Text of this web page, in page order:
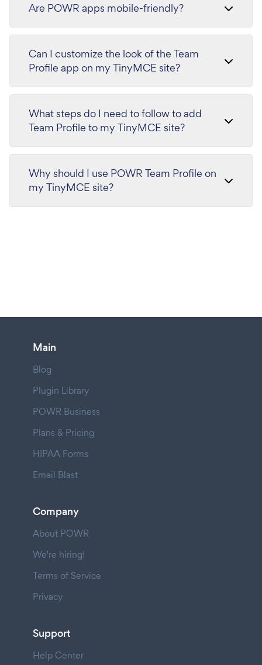
Are POWR apps mobile-friendly?
Can I customize the look of the Team
Profile app on my TinyMCE site?
What steps do I need to follow to add
Team Profile to my TinyMCE site?
Why should I use POWR Team Profile on
my TinyMCE site?
Main
Blog
Plugin Library
POWR Business
Plans & Pricing
HIPAA Forms
Email Blast
Company
About POWR
We're hiring!
Terms of Service
Privacy
Support
Help Center